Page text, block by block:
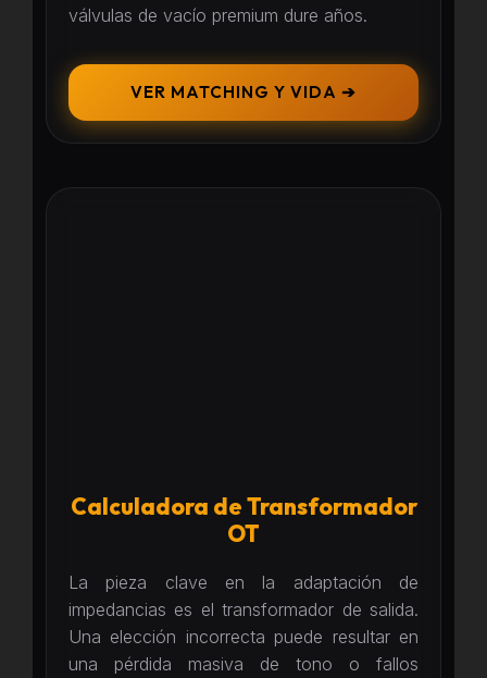
válvulas de vacío premium dure años.
VER MATCHING Y VIDA ➔
Calculadora de Transformador
OT
La pieza clave en la adaptación de
impedancias es el transformador de salida.
Una elección incorrecta puede resultar en
una pérdida masiva de tono o fallos